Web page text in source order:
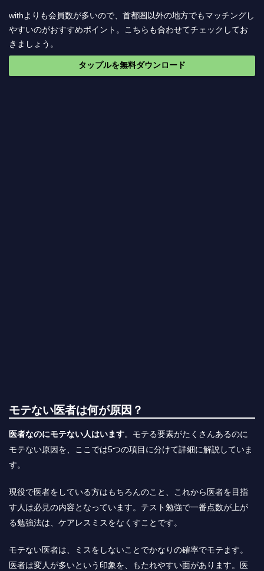
withよりも会員数が多いので、首都圏以外の地方でもマッチングし
やすいのがおすすめポイント。こちらも合わせてチェックしてお
きましょう。
タップルを無料ダウンロード
モテない医者は何が原因？
医者なのにモテない人はいます。モテる要素がたくさんあるのに
モテない原因を、ここでは5つの項目に分けて詳細に解説していま
す。
現役で医者をしている方はもちろんのこと、これから医者を目指
す人は必見の内容となっています。テスト勉強で一番点数が上が
る勉強法は、ケアレスミスをなくすことです。
モテない医者は、ミスをしないことでかなりの確率でモテます。
医者は変人が多いという印象を、もたれやすい面があります。医